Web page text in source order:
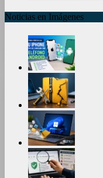
Noticias en Imágenes